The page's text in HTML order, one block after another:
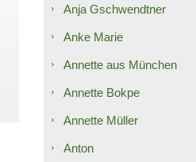
Anja Gschwendtner
Anke Marie
Annette aus München
Annette Bokpe
Annette Müller
Anton